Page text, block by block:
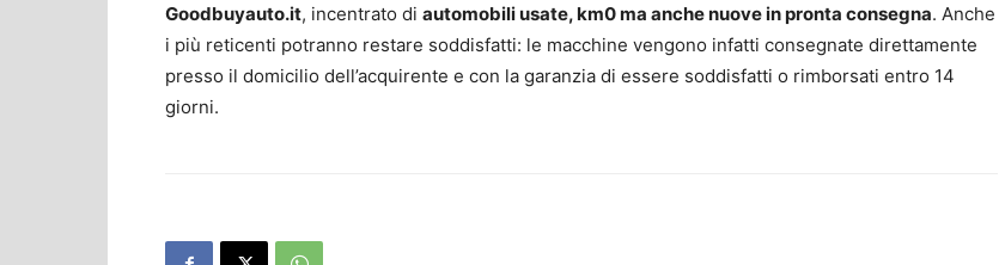
Goodbuyauto.it, incentrato di automobili usate, km0 ma anche nuove in pronta consegna. Anche
i più reticenti potranno restare soddisfatti: le macchine vengono infatti consegnate direttamente
presso il domicilio dell’acquirente e con la garanzia di essere soddisfatti o rimborsati entro 14
giorni.